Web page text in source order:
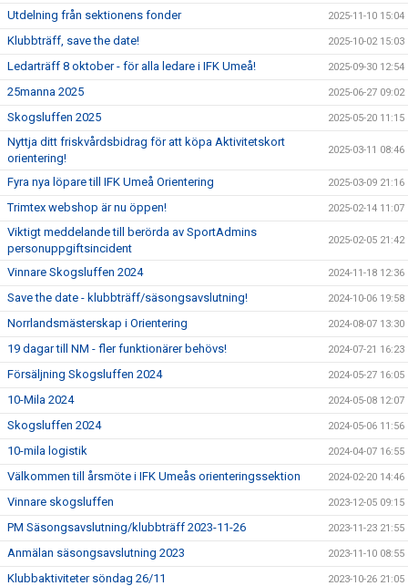
Utdelning från sektionens fonder 2025-11-10 15:04
Klubbträff, save the date! 2025-10-02 15:03
Ledarträff 8 oktober - för alla ledare i IFK Umeå! 2025-09-30 12:54
25manna 2025 2025-06-27 09:02
Skogsluffen 2025 2025-05-20 11:15
Nyttja ditt friskvårdsbidrag för att köpa Aktivitetskort
orientering!
2025-03-11 08:46
Fyra nya löpare till IFK Umeå Orientering 2025-03-09 21:16
Trimtex webshop är nu öppen! 2025-02-14 11:07
Viktigt meddelande till berörda av SportAdmins
personuppgiftsincident
2025-02-05 21:42
Vinnare Skogsluffen 2024 2024-11-18 12:36
Save the date - klubbträff/säsongsavslutning! 2024-10-06 19:58
Norrlandsmästerskap i Orientering 2024-08-07 13:30
19 dagar till NM - fler funktionärer behövs! 2024-07-21 16:23
Försäljning Skogsluffen 2024 2024-05-27 16:05
10-Mila 2024 2024-05-08 12:07
Skogsluffen 2024 2024-05-06 11:56
10-mila logistik 2024-04-07 16:55
Välkommen till årsmöte i IFK Umeås orienteringssektion 2024-02-20 14:46
Vinnare skogsluffen 2023-12-05 09:15
PM Säsongsavslutning/klubbträff 2023-11-26 2023-11-23 21:55
Anmälan säsongsavslutning 2023 2023-11-10 08:55
Klubbaktiviteter söndag 26/11 2023-10-26 21:05